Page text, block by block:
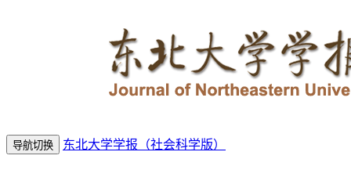
导航切换 东北大学学报（社会科学版）